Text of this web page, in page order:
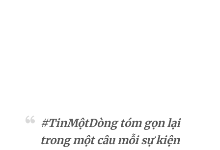
#TinMộtDòng tóm gọn lại
trong một câu mỗi sự kiện